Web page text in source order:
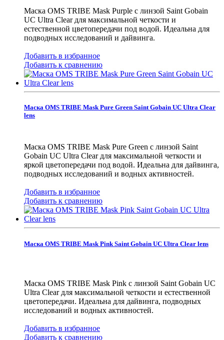
Маска OMS TRIBE Mask Purple с линзой Saint Gobain
UC Ultra Clear для максимальной четкости и
естественной цветопередачи под водой. Идеальна для
подводных исследований и дайвинга.
Добавить в избранное
Добавить к сравнению
Маска OMS TRIBE Mask Pure Green Saint Gobain UC Ultra Clear
lens
Маска OMS TRIBE Mask Pure Green с линзой Saint
Gobain UC Ultra Clear для максимальной четкости и
яркой цветопередачи под водой. Идеальна для дайвинга,
подводных исследований и водных активностей.
Добавить в избранное
Добавить к сравнению
Маска OMS TRIBE Mask Pink Saint Gobain UC Ultra Clear lens
Маска OMS TRIBE Mask Pink с линзой Saint Gobain UC
Ultra Clear для максимальной четкости и естественной
цветопередачи. Идеальна для дайвинга, подводных
исследований и водных активностей.
Добавить в избранное
Добавить к сравнению